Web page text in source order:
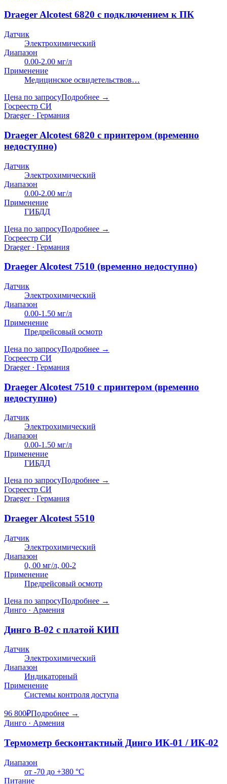
Draeger Alcotest 6820 с подключением к ПК
Датчик
Электрохимический
Диапазон
0.00-2.00 мг/л
Применение
Медицинское освидетельствов…
Цена по запросуПодробнее →
Госреестр СИ
Draeger · Германия
Draeger Alcotest 6820 с принтером (временно
недоступно)
Датчик
Электрохимический
Диапазон
0.00-2.00 мг/л
Применение
ГИБДД
Цена по запросуПодробнее →
Госреестр СИ
Draeger · Германия
Draeger Alcotest 7510 (временно недоступно)
Датчик
Электрохимический
Диапазон
0.00-1.50 мг/л
Применение
Предрейсовый осмотр
Цена по запросуПодробнее →
Госреестр СИ
Draeger · Германия
Draeger Alcotest 7510 с принтером (временно
недоступно)
Датчик
Электрохимический
Диапазон
0.00-1.50 мг/л
Применение
ГИБДД
Цена по запросуПодробнее →
Госреестр СИ
Draeger · Германия
Draeger Alcotest 5510
Датчик
Электрохимический
Диапазон
0, 00 мг/л, 00-2
Применение
Предрейсовый осмотр
Цена по запросуПодробнее →
Динго · Армения
Динго В-02 с платой КИП
Датчик
Электрохимический
Диапазон
Индикаторный
Применение
Системы контроля доступа
96 800₽Подробнее →
Динго · Армения
Термометр бесконтактный Динго ИК-01 / ИК-02
Диапазон
от -70 до +380 °C
Питание